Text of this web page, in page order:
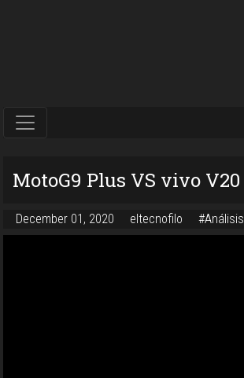
MotoG9 Plus VS vivo V20
December 01, 2020 eltecnofilo #Análisis